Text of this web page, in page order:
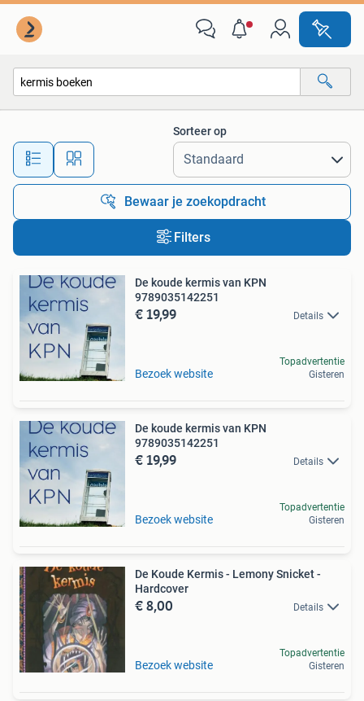
Alle afstanden…
Sorteer op
Bewaar je zoekopdracht
Filters
De koude kermis van KPN
9789035142251
€ 19,99 Details
Bezoek website
Topadvertentie
Gisteren
De koude kermis van KPN
9789035142251
€ 19,99 Details
Bezoek website
Topadvertentie
Gisteren
De Koude Kermis - Lemony Snicket -
Hardcover
€ 8,00 Details
Bezoek website
Topadvertentie
Gisteren